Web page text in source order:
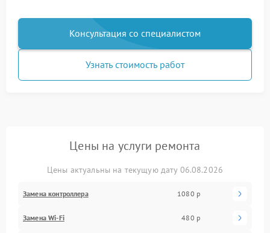
Консультация со специалистом
Узнать стоимость работ
Цены на услуги ремонта
Цены актуальны на текущую дату 06.08.2026
Замена контроллера 1080 р
Замена Wi-Fi 480 р